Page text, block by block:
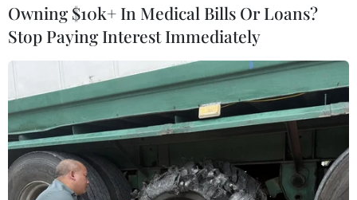
#Vé tàu #Thủ đô Brussels
#Đánh bom
#Ga tàu điện ngầm
#tin tức
#tin tức mới nhất
#tin tức 24h
#tin tức mới nhất trong ngày
#tin tức thời sự
#tin tức hot
#tin tức an ninh
#tin tức hot
#an ninh #an ninh nghệ an
#thời sự
Owning $10k+ In Medical Bills Or Loans?
Stop Paying Interest Immediately